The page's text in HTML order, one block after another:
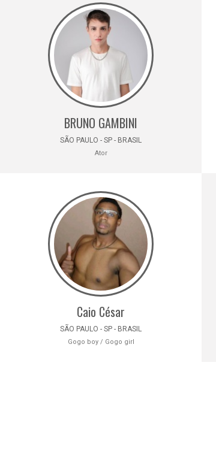
BRUNO GAMBINI
SÃO PAULO - SP - BRASIL
Ator
Caio César
SÃO PAULO - SP - BRASIL
Gogo boy / Gogo girl